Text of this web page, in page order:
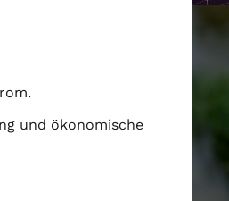
und ökonomische